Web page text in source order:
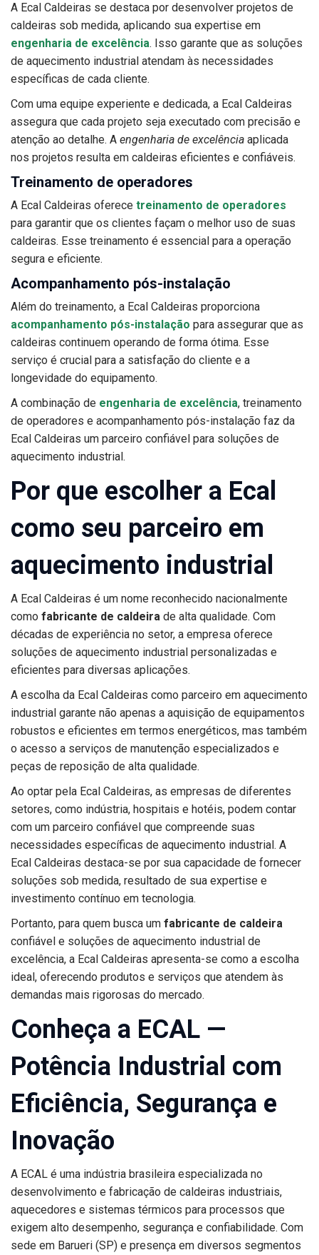
A Ecal Caldeiras se destaca por desenvolver projetos de
caldeiras sob medida, aplicando sua expertise em
engenharia de excelência. Isso garante que as soluções
de aquecimento industrial atendam às necessidades
específicas de cada cliente.
Com uma equipe experiente e dedicada, a Ecal Caldeiras
assegura que cada projeto seja executado com precisão e
atenção ao detalhe. A engenharia de excelência aplicada
nos projetos resulta em caldeiras eficientes e confiáveis.
Treinamento de operadores
A Ecal Caldeiras oferece treinamento de operadores
para garantir que os clientes façam o melhor uso de suas
caldeiras. Esse treinamento é essencial para a operação
segura e eficiente.
Acompanhamento pós-instalação
Além do treinamento, a Ecal Caldeiras proporciona
acompanhamento pós-instalação para assegurar que as
caldeiras continuem operando de forma ótima. Esse
serviço é crucial para a satisfação do cliente e a
longevidade do equipamento.
A combinação de engenharia de excelência, treinamento
de operadores e acompanhamento pós-instalação faz da
Ecal Caldeiras um parceiro confiável para soluções de
aquecimento industrial.
Por que escolher a Ecal
como seu parceiro em
aquecimento industrial
A Ecal Caldeiras é um nome reconhecido nacionalmente
como fabricante de caldeira de alta qualidade. Com
décadas de experiência no setor, a empresa oferece
soluções de aquecimento industrial personalizadas e
eficientes para diversas aplicações.
A escolha da Ecal Caldeiras como parceiro em aquecimento
industrial garante não apenas a aquisição de equipamentos
robustos e eficientes em termos energéticos, mas também
o acesso a serviços de manutenção especializados e
peças de reposição de alta qualidade.
Ao optar pela Ecal Caldeiras, as empresas de diferentes
setores, como indústria, hospitais e hotéis, podem contar
com um parceiro confiável que compreende suas
necessidades específicas de aquecimento industrial. A
Ecal Caldeiras destaca-se por sua capacidade de fornecer
soluções sob medida, resultado de sua expertise e
investimento contínuo em tecnologia.
Portanto, para quem busca um fabricante de caldeira
confiável e soluções de aquecimento industrial de
excelência, a Ecal Caldeiras apresenta-se como a escolha
ideal, oferecendo produtos e serviços que atendem às
demandas mais rigorosas do mercado.
Conheça a ECAL —
Potência Industrial com
Eficiência, Segurança e
Inovação
A ECAL é uma indústria brasileira especializada no
desenvolvimento e fabricação de caldeiras industriais,
aquecedores e sistemas térmicos para processos que
exigem alto desempenho, segurança e confiabilidade. Com
sede em Barueri (SP) e presença em diversos segmentos